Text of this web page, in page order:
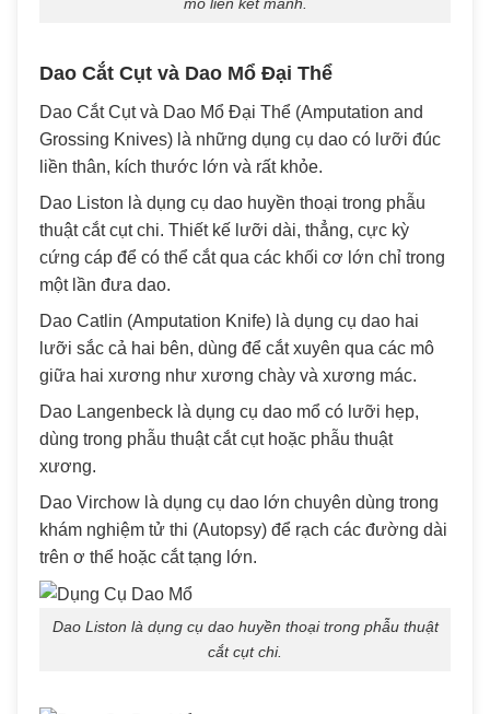
mô liên kết mảnh.
Dao Cắt Cụt và Dao Mổ Đại Thể
Dao Cắt Cụt và Dao Mổ Đại Thể (Amputation and
Grossing Knives) là những dụng cụ dao có lưỡi đúc
liền thân, kích thước lớn và rất khỏe.
Dao Liston là dụng cụ dao huyền thoại trong phẫu
thuật cắt cụt chi. Thiết kế lưỡi dài, thẳng, cực kỳ
cứng cáp để có thể cắt qua các khối cơ lớn chỉ trong
một lần đưa dao.
Dao Catlin (Amputation Knife) là dụng cụ dao hai
lưỡi sắc cả hai bên, dùng để cắt xuyên qua các mô
giữa hai xương như xương chày và xương mác.
Dao Langenbeck là dụng cụ dao mổ có lưỡi hẹp,
dùng trong phẫu thuật cắt cụt hoặc phẫu thuật
xương.
Dao Virchow là dụng cụ dao lớn chuyên dùng trong
khám nghiệm tử thi (Autopsy) để rạch các đường dài
trên ơ thể hoặc cắt tạng lớn.
Dao Liston là dụng cụ dao huyền thoại trong phẫu thuật
cắt cụt chi.